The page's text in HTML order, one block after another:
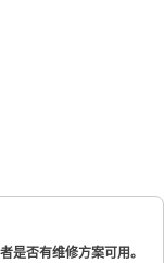
是否有维修方案可用。